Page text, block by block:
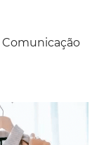
Comunicação